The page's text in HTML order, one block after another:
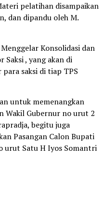
pelatihan disampaikan
dan dipandu oleh M.
Konsolidasi dan
, yang akan di
saksi di tiap TPS
untuk memenangkan
Wakil Gubernur no urut 2
begitu juga
Pasangan Calon Bupati
urut Satu H Iyos Somantri